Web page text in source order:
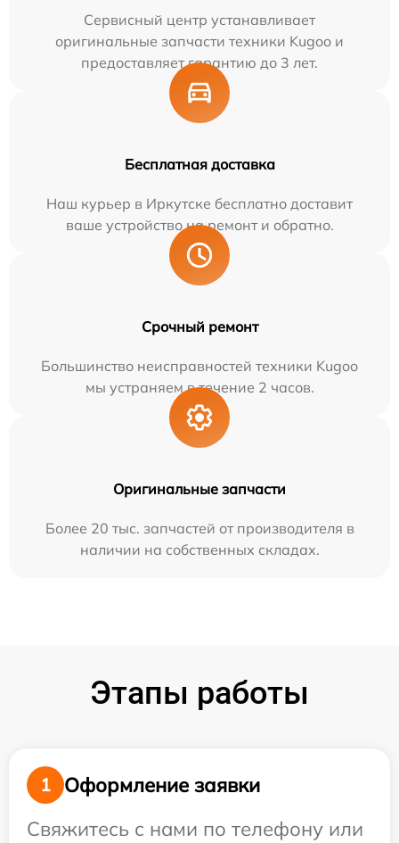
Сервисный центр устанавливает
оригинальные запчасти техники Kugoo и
предоставляет гарантию до 3 лет.
Бесплатная доставка
Наш курьер в Иркутске бесплатно доставит
ваше устройство на ремонт и обратно.
Срочный ремонт
Большинство неисправностей техники Kugoo
мы устраняем в течение 2 часов.
Оригинальные запчасти
Более 20 тыс. запчастей от производителя в
наличии на собственных складах.
Этапы работы
1
Оформление заявки
Свяжитесь с нами по телефону или